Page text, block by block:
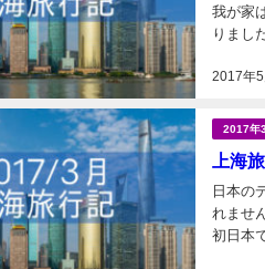
2017年5
我が家
りまし
2017年
上海
日本の
れませ
初日本